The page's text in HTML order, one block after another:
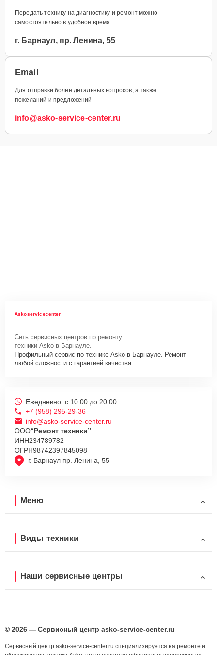
Передать технику на диагностику и ремонт можно
самостоятельно в удобное время
г. Барнаул, пр. Ленина, 55
Email
Для отправки более детальных вопросов, а также
пожеланий и предложений
info@asko-service-center.ru
Askoservicecenter
Сеть сервисных центров по ремонту
техники Asko в Барнауле.
Профильный сервис по технике Asko в Барнауле. Ремонт
любой сложности с гарантией качества.
г. Барнаул пр. Ленина, 55
Ежедневно, с 10:00 до 20:00
+7 (958) 295-29-36
info@asko-service-center.ru
ООО“Ремонт техники”
ИНН234789782
ОГРН98742397845098
Меню
Виды техники
Наши сервисные центры
© 2026 — Сервисный центр asko-service-center.ru
Сервисный центр asko-service-center.ru специализируется на ремонте и